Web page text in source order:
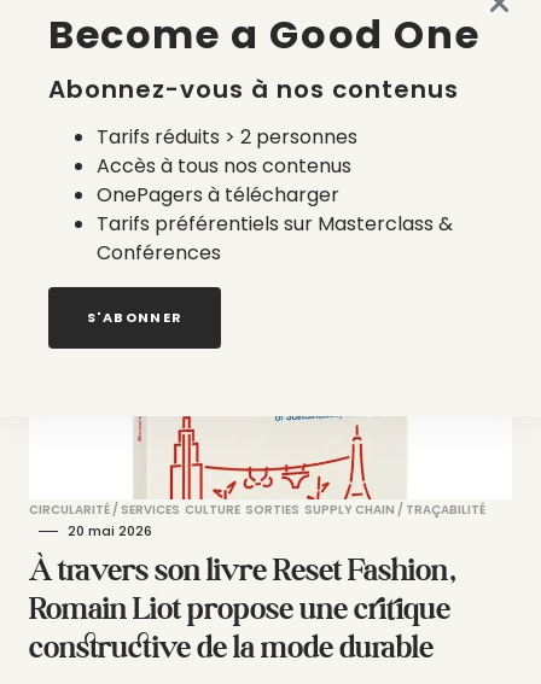
29 mai 2026
Pourquoi l’Or Fairmined peine encore
Sarah Dupont
CIRCULARITÉ / SERVICES CULTURE SORTIES SUPPLY CHAIN / TRAÇABILITÉ
20 mai 2026
À travers son livre Reset Fashion,
Romain Liot propose une critique
constructive de la mode durable
Become a Good One
Abonnez-vous à nos contenus
Tarifs réduits > 2 personnes
Accès à tous nos contenus
OnePagers à télécharger
Tarifs préférentiels sur Masterclass &
Conférences
S'ABONNER